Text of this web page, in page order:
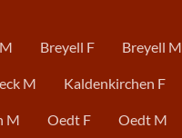
Breyell F Breyell M
M Kaldenkirchen F
M Oedt F Oedt M